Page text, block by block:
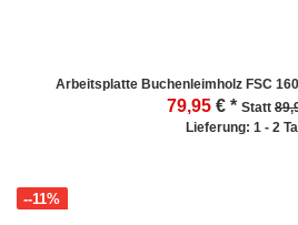
Arbeitsplatte Buchenleimholz FSC
79,95 € * Statt
Lieferung: 1 - 2
--11%